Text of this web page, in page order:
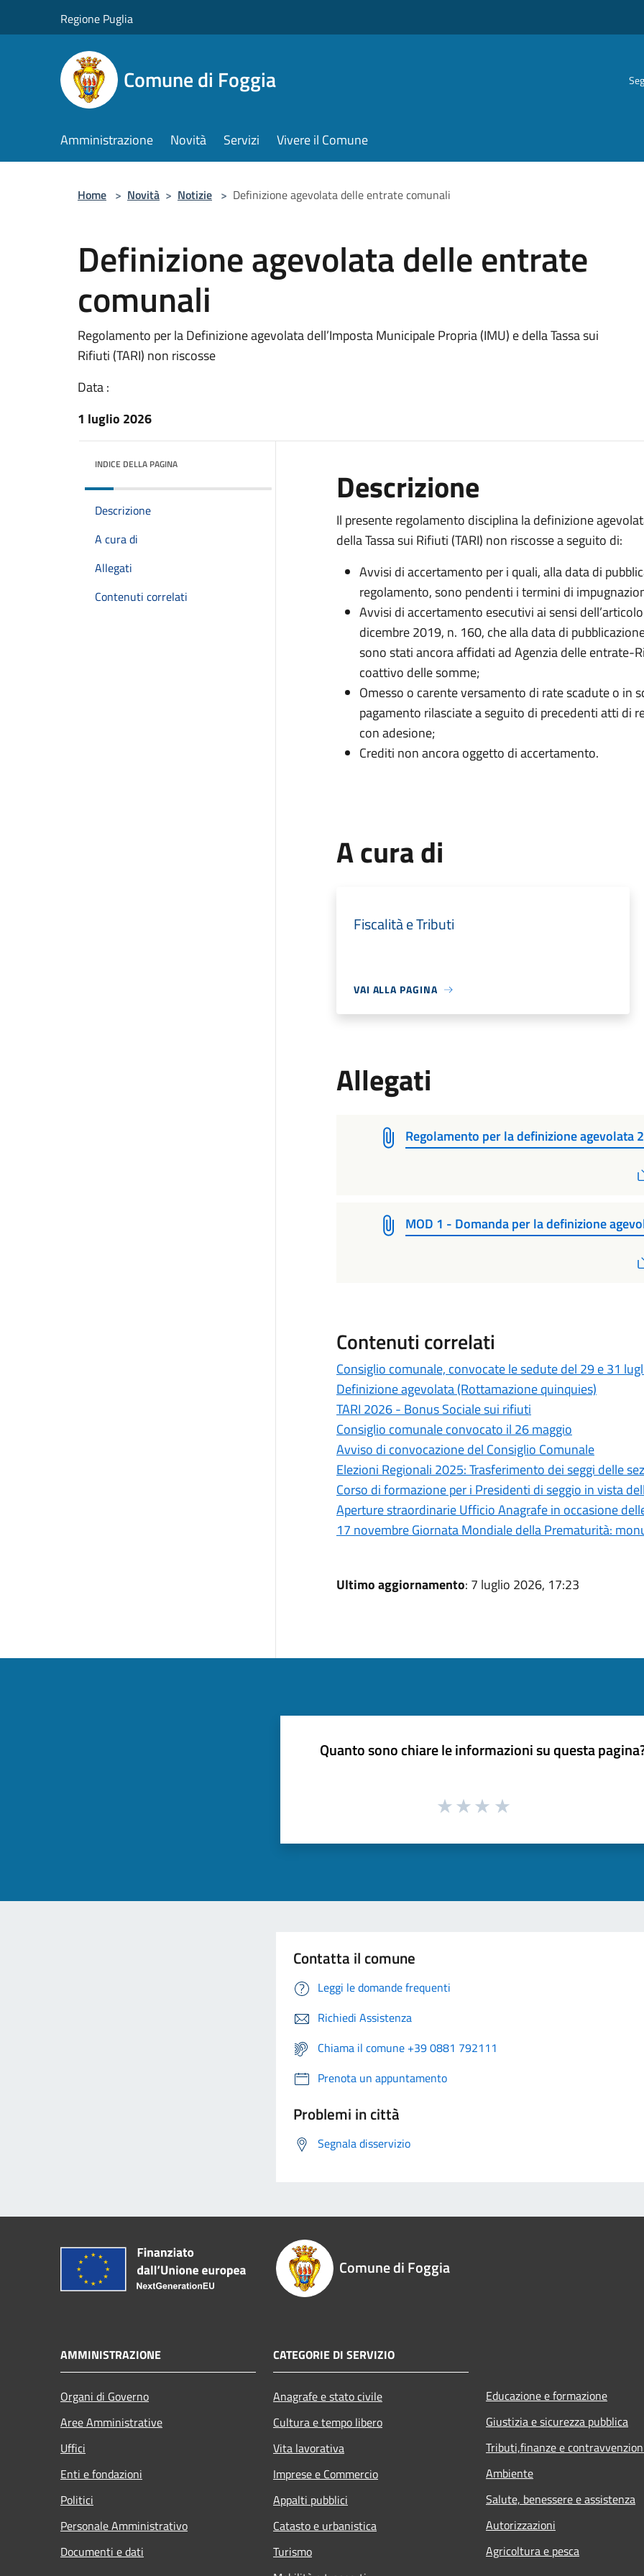
Regione Puglia
Comune di Foggia
Amministrazione Novità Servizi Vivere il Comune
Home > Novità > Notizie > Definizione agevolata delle entrate comunali
Definizione agevolata delle entrate
comunali
Regolamento per la Definizione agevolata dell’Imposta Municipale Propria (IMU) e della Tassa sui
Rifiuti (TARI) non riscosse
Data :
1 luglio 2026
INDICE DELLA PAGINA
Descrizione
A cura di
Allegati
Contenuti correlati
Descrizione
Il presente regolamento disciplina la definizione
della Tassa sui Rifiuti (TARI) non riscosse a seguito di:
Avvisi di accertamento per i quali, alla data di
regolamento, sono pendenti i termini di
Avvisi di accertamento esecutivi ai sensi
dicembre 2019, n. 160, che alla data di
sono stati ancora affidati ad Agenzia delle entrate-
coattivo delle somme;
Omesso o carente versamento di rate scadute o in
pagamento rilasciate a seguito di precedenti atti di
con adesione;
Crediti non ancora oggetto di accertamento.
A cura di
Fiscalità e Tributi
VAI ALLA PAGINA
Allegati
Regolamento per la definizione agevolata
MOD 1 - Domanda per la definizione
Contenuti correlati
Consiglio comunale, convocate le sedute del 29 e 31
Definizione agevolata (Rottamazione quinquies)
TARI 2026 - Bonus Sociale sui rifiuti
Consiglio comunale convocato il 26 maggio
Avviso di convocazione del Consiglio Comunale
Elezioni Regionali 2025: Trasferimento dei seggi delle
Corso di formazione per i Presidenti di seggio in vista
Aperture straordinarie Ufficio Anagrafe in occasione
17 novembre Giornata Mondiale della Prematurità:
Ultimo aggiornamento: 7 luglio 2026, 17:23
Quanto sono chiare le informazioni su questa
Contatta il comune
Leggi le domande frequenti
Richiedi Assistenza
Chiama il comune +39 0881 792111
Prenota un appuntamento
Problemi in città
Segnala disservizio
Comune di Foggia
AMMINISTRAZIONE
Organi di Governo
Aree Amministrative
Uffici
Enti e fondazioni
Politici
Personale Amministrativo
Documenti e dati
CATEGORIE DI SERVIZIO
Anagrafe e stato civile
Cultura e tempo libero
Vita lavorativa
Imprese e Commercio
Appalti pubblici
Catasto e urbanistica
Turismo
Educazione e formazione
Giustizia e sicurezza pubblica
Tributi,finanze e
Ambiente
Salute, benessere e assistenza
Autorizzazioni
Agricoltura e pesca